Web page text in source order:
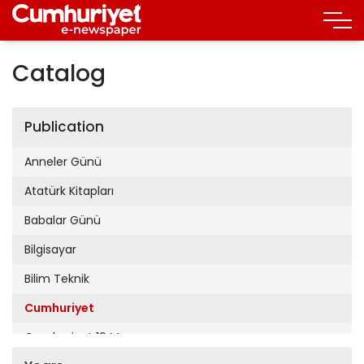
Catalog
Publication
Anneler Günü
Atatürk Kitapları
Babalar Günü
Bilgisayar
Bilim Teknik
Cumhuriyet
Cumhuriyet 19 Mayıs